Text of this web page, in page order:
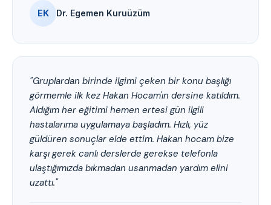
EK Dr. Egemen Kuruüzüm
"Gruplardan birinde ilgimi çeken bir konu başlığı
görmemle ilk kez Hakan Hocam'ın dersine katıldım.
Aldığım her eğitimi hemen ertesi gün ilgili
hastalarıma uygulamaya başladım. Hızlı, yüz
güldüren sonuçlar elde ettim. Hakan hocam bize
karşı gerek canlı derslerde gerekse telefonla
ulaştığımızda bıkmadan usanmadan yardım elini
uzattı."